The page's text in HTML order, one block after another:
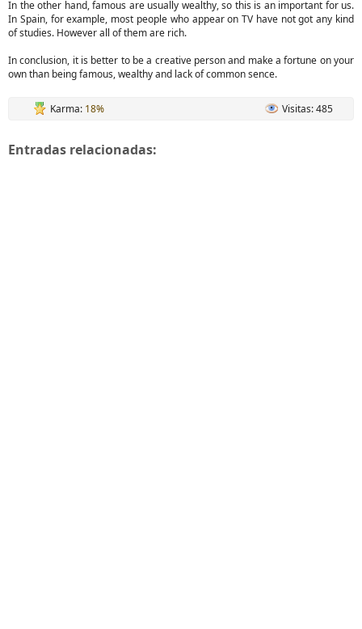
In the other hand, famous are usually wealthy, so this is an important for us.
In Spain, for example, most people who appear on TV have not got any kind
of studies. However all of them are rich.
In conclusion, it is better to be a creative person and make a fortune on your
own than being famous, wealthy and lack of common sence.
Karma: 18% Visitas: 485
Entradas relacionadas: